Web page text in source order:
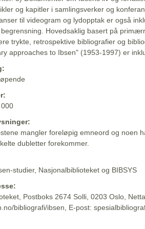
og kapitler i samlingsverker og
til videogram og lydopptak er også
Hovedsaklig basert på
trykte, retrospektive bibliografier og
approaches to Ibsen" (1953-1997) er
mangler foreløpig emneord og noen
dubletter forekommer.
studier, Nasjonalbiblioteket og BIBSYS
Postboks 2674 Solli, 0203 Oslo,
bibliografi/ibsen, E-post: